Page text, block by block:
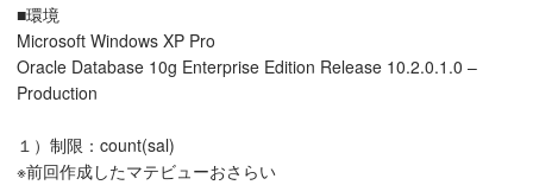
■環境
Microsoft Windows XP Pro
Oracle Database 10g Enterprise Edition Release 10.2.0.1.0 –
Production
１）制限：count(sal)
※前回作成したマテビューおさらい